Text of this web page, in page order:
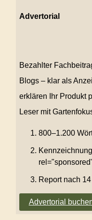
Advertorial
Bezahlter
Blogs – klar als
erklären Ihr Produkt
Leser mit
800–1.200
Report nach
Advertorial